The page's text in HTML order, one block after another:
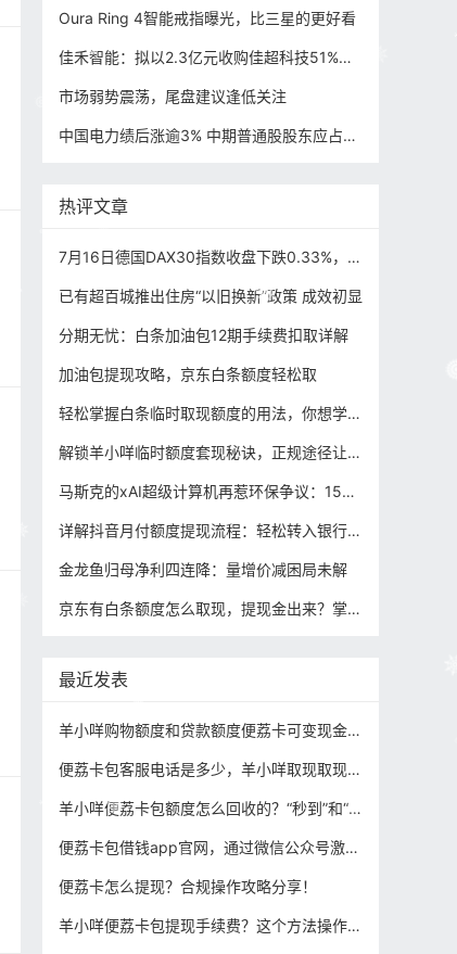
Oura Ring 4智能戒指曝光，比三星的更好看
佳禾智能：拟以2.3亿元收购佳超科技51%股权
市场弱势震荡，尾盘建议逢低关注
中国电力绩后涨逾3% 中期普通股股东应占利润同比增加52.98%
热评文章
7月16日德国DAX30指数收盘下跌0.33%，英国富时100指数收盘下跌0.15%
已有超百城推出住房“以旧换新”政策 成效初显
分期无忧：白条加油包12期手续费扣取详解
加油包提现攻略，京东白条额度轻松取
轻松掌握白条临时取现额度的用法，你想学吗？
​解锁羊小咩临时额度套现秘诀，正规途径让你轻松享
马斯克的xAI超级计算机再惹环保争议：15台燃气轮机被指排放超标
详解抖音月付额度提现流程：轻松转入银行卡，快速到账
金龙鱼归母净利四连降：量增价减困局未解
京东有白条额度怎么取现，提现金出来？掌握这几个方法轻松操作
最近发表
羊小咩购物额度和贷款额度便荔卡可变现金同时提现？攻略大揭秘！
便荔卡包客服电话是多少，羊小咩取现取现问题，方法解密！
羊小咩便荔卡包额度怎么回收的？“秒到”和“货到”区别是什么？分别怎么操作（攻略分享）
便荔卡包借钱app官网，通过微信公众号激活提现方法步骤！
便荔卡怎么提现？合规操作攻略分享！
羊小咩便荔卡包提现手续费？这个方法操作省一顿大餐费用！